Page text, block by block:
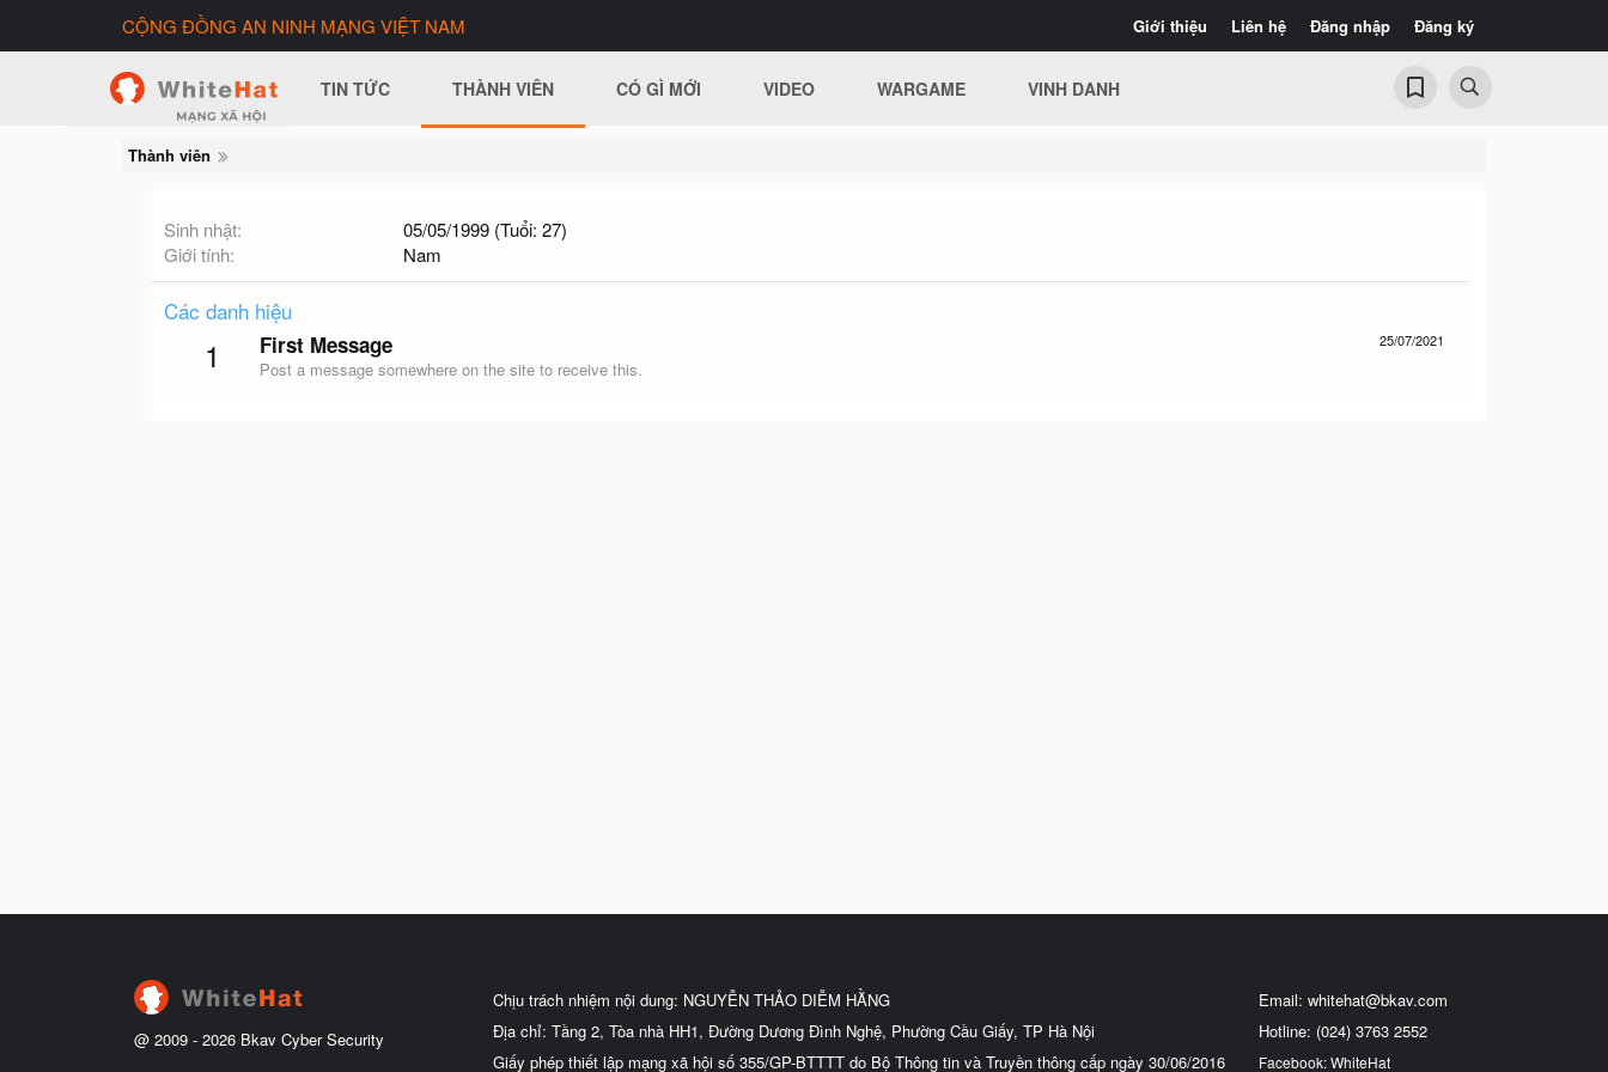
Giới thiệu Liên hệ Đăng nhập Đăng ký
CỘNG ĐỒNG AN NINH MẠNG VIỆT NAM
TIN TỨC THÀNH VIÊN CÓ GÌ MỚI VIDEO WARGAME VINH DANH
Thành viên
Sinh nhật
05/05/1999 (Tuổi: 27)
Giới tính
Nam
Các danh hiệu
1 25/07/2021
First Message
Post a message somewhere on the site to receive this.
@ 2009 - 2026 Bkav Cyber Security
Chịu trách nhiệm nội dung: NGUYỄN THẢO DIỄM HẰNG
Địa chỉ: Tầng 2, Tòa nhà HH1, Đường Dương Đình Nghệ, Phường Cầu Giấy, TP Hà Nội
Giấy phép thiết lập mạng xã hội số 355/GP-BTTTT do Bộ Thông tin và Truyền thông cấp ngày 30/06/2016
Email: whitehat@bkav.com
Hotline: (024) 3763 2552
Facebook: WhiteHat